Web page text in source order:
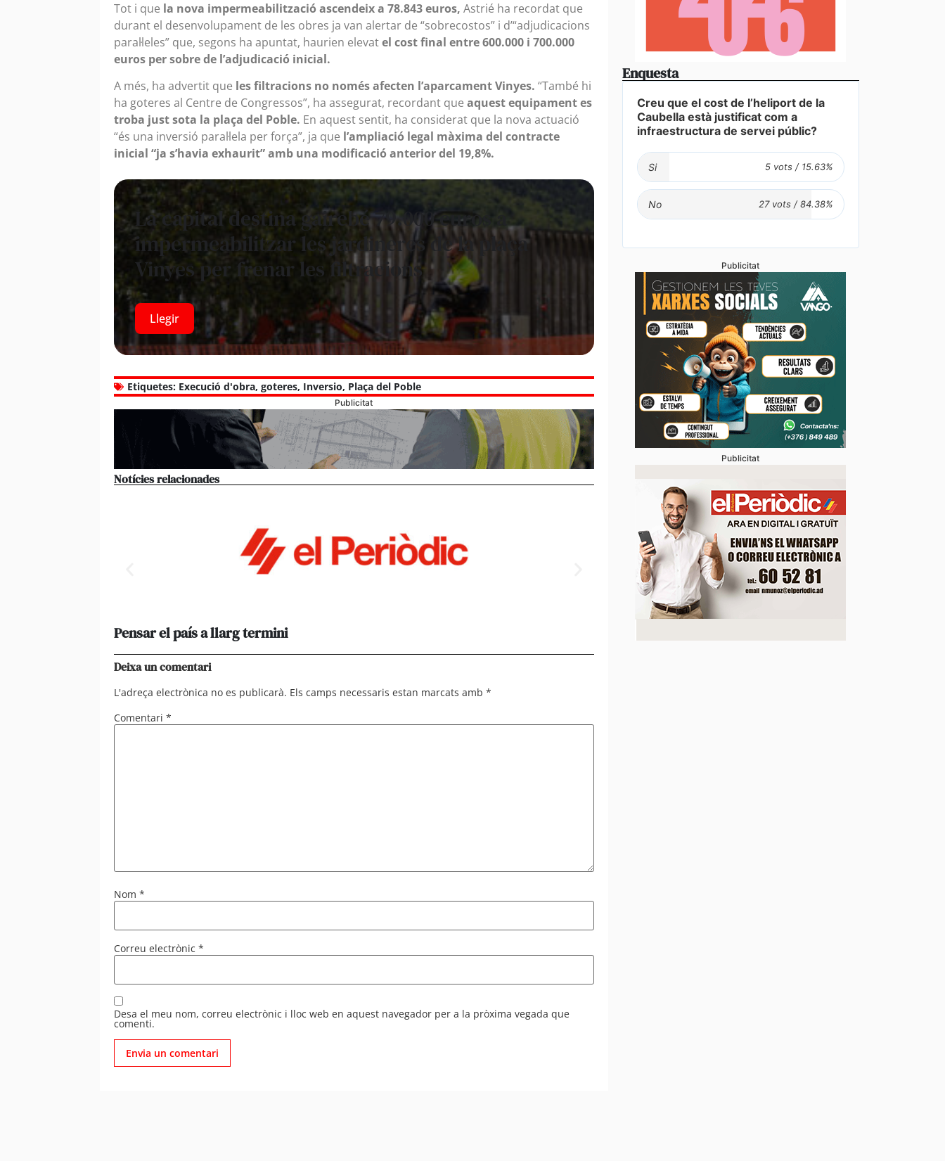
Tot i que la nova impermeabilització ascendeix a 78.843 euros, Astrié ha recordat que
durant el desenvolupament de les obres ja van alertar de “sobrecostos” i d’“adjudicacions
paral·leles” que, segons ha apuntat, haurien elevatel cost final entre 600.000 i 700.000
euros per sobre de l’adjudicació inicial.
A més, ha advertit que les filtracions no només afecten l’aparcament Vinyes. “També hi
ha goteres al Centre de Congressos”, ha assegurat, recordant que aquest equipament es
troba just sota la plaça del Poble. En aquest sentit, ha considerat que la nova actuació
“és una inversió paral·lela per força”, ja que l’ampliació legal màxima del contracte
inicial “ja s’havia exhaurit” amb una modificació anterior del 19,8%.
La capital destina gairebé 79.000 euros a
impermeabilitzar les jardineres de la plaça
Vinyes per frenar les filtracions
Llegir
Etiquetes: Execució d'obra, goteres, Inversio, Plaça del Poble
Publicitat
Notícies relacionades
Pensar el país a llarg termini
Deixa un comentari
L'adreça electrònica no es publicarà. Els camps necessaris estan marcats amb *
Comentari *
Nom *
Correu electrònic *
Desa el meu nom, correu electrònic i lloc web en aquest navegador per a la pròxima vegada que
comenti.
Enquesta
Creu que el cost de l’heliport de la
Caubella està justificat com a
infraestructura de servei públic?
Si
No
Publicitat
Publicitat